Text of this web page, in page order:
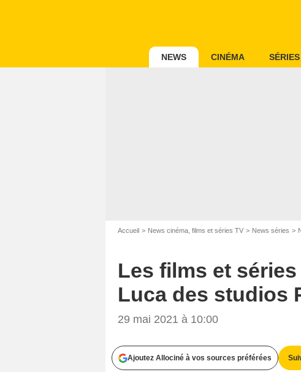
NEWS CINÉMA SÉRIES
Accueil News cinéma, films et séries TV News séries
Les films et
Luca des studios
29 mai 2021 à 10:00
Ajoutez Allociné à vos sources préférées